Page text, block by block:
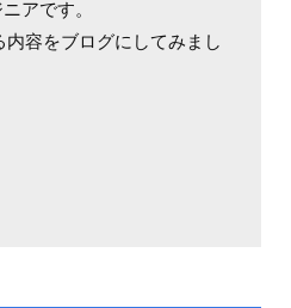
アです。
容をブログにしてみまし